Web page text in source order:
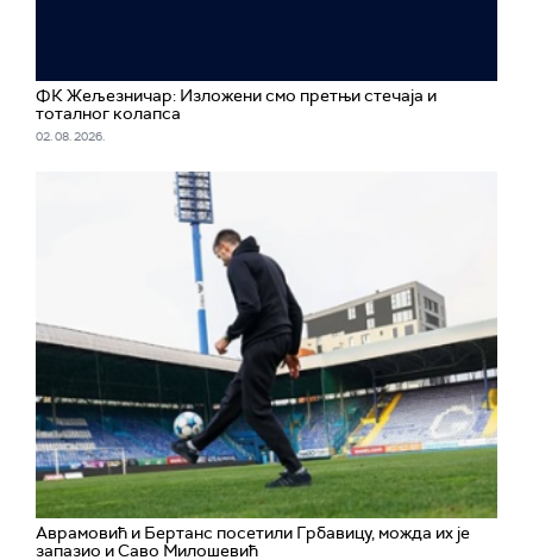
ФК Жељезничар: Изложени смо претњи стечаја и
тоталног колапса
02. 08. 2026.
Аврамовић и Бертанс посетили Грбавицу, можда их је
запазио и Саво Милошевић